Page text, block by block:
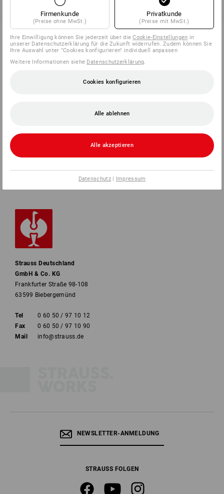
SERVICE 0 60 50 / 97 10 12
ZAHLARTEN
Strauss Deutschland
GmbH & Co. KG
Frankfurter Straße 98-108
63599 Biebergemünd
Tel
0 60 50 / 97 10 12
Fax
0 60 50 / 97 10 90
Mail
info@strauss.de
NEWSLETTER-ANMELDUNG
STRAUSS FOLGEN
Firmenkunde
(Preise ohne MwSt.)
Privatkunde
(Preise mit MwSt.)
Ihre Einwilligung können Sie jederzeit über dieCookie-Einstellungen in
unserer Datenschutzerklärung für die Zukunft widerrufen. Zudem können Sie
Ihre Auswahl unter "Cookies konfigurieren" individuell anpassen
Weitere Informationen siehe Datenschutzerklärung.
Cookies konfigurieren
Alle ablehnen
Alle akzeptieren
Datenschutz| Impressum